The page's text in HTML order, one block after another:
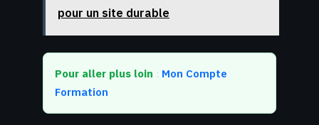
pour un site durable
Pour aller plus loin : Mon Compte
Formation